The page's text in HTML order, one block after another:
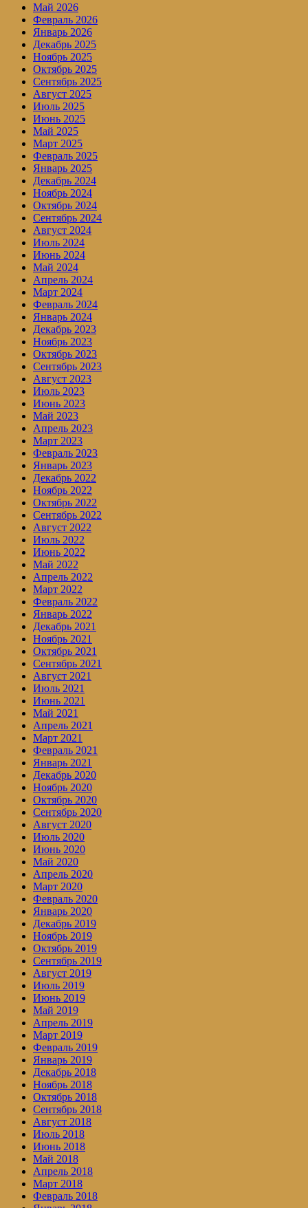
Май 2026
Февраль 2026
Январь 2026
Декабрь 2025
Ноябрь 2025
Октябрь 2025
Сентябрь 2025
Август 2025
Июль 2025
Июнь 2025
Май 2025
Март 2025
Февраль 2025
Январь 2025
Декабрь 2024
Ноябрь 2024
Октябрь 2024
Сентябрь 2024
Август 2024
Июль 2024
Июнь 2024
Май 2024
Апрель 2024
Март 2024
Февраль 2024
Январь 2024
Декабрь 2023
Ноябрь 2023
Октябрь 2023
Сентябрь 2023
Август 2023
Июль 2023
Июнь 2023
Май 2023
Апрель 2023
Март 2023
Февраль 2023
Январь 2023
Декабрь 2022
Ноябрь 2022
Октябрь 2022
Сентябрь 2022
Август 2022
Июль 2022
Июнь 2022
Май 2022
Апрель 2022
Март 2022
Февраль 2022
Январь 2022
Декабрь 2021
Ноябрь 2021
Октябрь 2021
Сентябрь 2021
Август 2021
Июль 2021
Июнь 2021
Май 2021
Апрель 2021
Март 2021
Февраль 2021
Январь 2021
Декабрь 2020
Ноябрь 2020
Октябрь 2020
Сентябрь 2020
Август 2020
Июль 2020
Июнь 2020
Май 2020
Апрель 2020
Март 2020
Февраль 2020
Январь 2020
Декабрь 2019
Ноябрь 2019
Октябрь 2019
Сентябрь 2019
Август 2019
Июль 2019
Июнь 2019
Май 2019
Апрель 2019
Март 2019
Февраль 2019
Январь 2019
Декабрь 2018
Ноябрь 2018
Октябрь 2018
Сентябрь 2018
Август 2018
Июль 2018
Июнь 2018
Май 2018
Апрель 2018
Март 2018
Февраль 2018